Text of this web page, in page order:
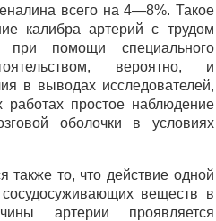
всего на 4—8%. Такое
калибра артерий с трудом
помощи специального
вероятно, и
в выводах исследователей,
работах простое наблюдение
оболочки в условиях
также то, что действие одной
веществ в
артерии проявляется